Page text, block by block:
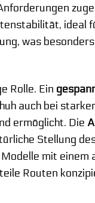
ideal
was
Rolle. Ein
auch bei
ermöglicht. Die
Stellung
mit einem
Routen